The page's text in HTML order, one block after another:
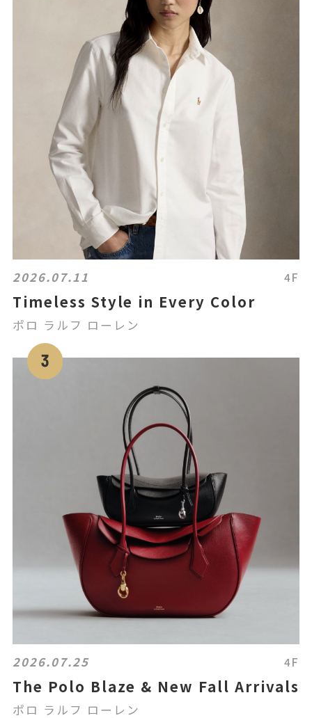
2026.07.11 4F
Timeless Style in Every Color
ポロ ラルフ ローレン
2026.07.25 4F
The Polo Blaze & New Fall Arrivals
ポロ ラルフ ローレン